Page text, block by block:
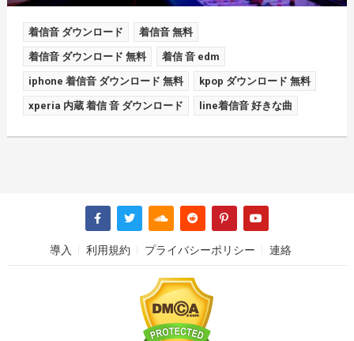
着信音 ダウンロード 着信音 無料
着信音 ダウンロード 無料 着信 音 edm
iphone 着信音 ダウンロード 無料 kpop ダウンロード 無料
xperia 内蔵 着信 音 ダウンロード line着信音 好きな曲
導入 利用規約 プライバシーポリシー 連絡